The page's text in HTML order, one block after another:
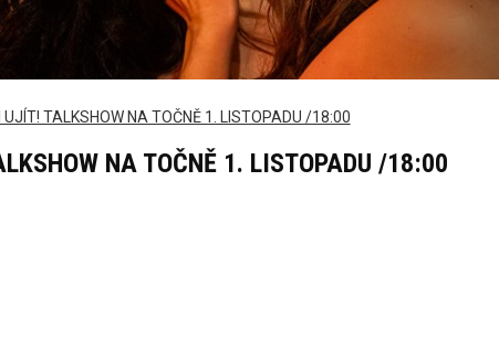
UJÍT! TALKSHOW NA TOČNĚ 1. LISTOPADU /18:00
NA TOČNĚ 1. LISTOPADU /18:00